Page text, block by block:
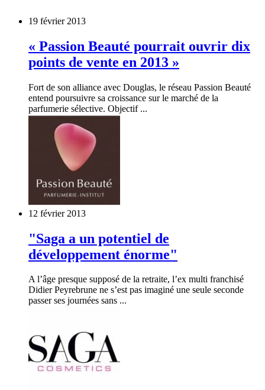
19 février 2013
« Passion Beauté pourrait ouvrir dix
points de vente en 2013 »
Fort de son alliance avec Douglas, le réseau Passion Beauté
entend poursuivre sa croissance sur le marché de la
parfumerie sélective. Objectif ...
12 février 2013
"Saga a un potentiel de
développement énorme"
A l’âge presque supposé de la retraite, l’ex multi franchisé
Didier Peyrebrune ne s’est pas imaginé une seule seconde
passer ses journées sans ...